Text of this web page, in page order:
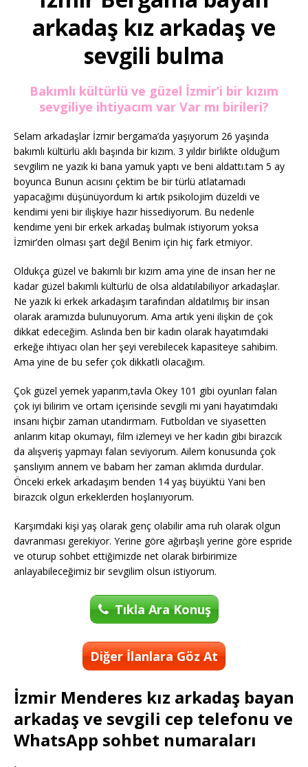
arkadaş kız arkadaş ve
sevgili bulma
Bakımlı kültürlü ve güzel İzmir’i bir kızım
sevgiliye ihtiyacım var Var mı birileri?
Selam arkadaşlar İzmir bergama’da yaşıyorum 26 yaşında
bakımlı kültürlü aklı başında bir kızım. 3 yıldır birlikte olduğum
sevgilim ne yazık ki bana yamuk yaptı ve beni aldattı.tam 5 ay
boyunca Bunun acısını çektim be bir türlü atlatamadı
yapacağımı düşünüyordum ki artık psikolojim düzeldi ve
kendimi yeni bir ilişkiye hazır hissediyorum. Bu nedenle
kendime yeni bir erkek arkadaş bulmak istiyorum yoksa
İzmir’den olması şart değil Benim için hiç fark etmiyor.
Oldukça güzel ve bakımlı bir kızım ama yine de insan her ne
kadar güzel bakımlı kültürlü de olsa aldatılabiliyor arkadaşlar.
Ne yazık ki erkek arkadaşım tarafından aldatılmış bir insan
olarak aramızda bulunuyorum. Ama artık yeni ilişkin de çok
dikkat edeceğim. Aslında ben bir kadın olarak hayatımdaki
erkeğe ihtiyacı olan her şeyi verebilecek kapasiteye sahibim.
Ama yine de bu sefer çok dikkatli olacağım.
Çok güzel yemek yaparım,tavla Okey 101 gibi oyunları falan
çok iyi bilirim ve ortam içerisinde sevgili mi yani hayatımdaki
insanı hiçbir zaman utandırmam. Futboldan ve siyasetten
anlarım kitap okumayı, film izlemeyi ve her kadın gibi birazcık
da alışveriş yapmayı falan seviyorum. Ailem konusunda çok
şanslıyım annem ve babam her zaman aklımda durdular.
Önceki erkek arkadaşım benden 14 yaş büyüktü Yani ben
birazcık olgun erkeklerden hoşlanıyorum.
Karşımdaki kişi yaş olarak genç olabilir ama ruh olarak olgun
davranması gerekiyor. Yerine göre ağırbaşlı yerine göre espride
ve oturup sohbet ettiğimizde net olarak birbirimize
anlayabileceğimiz bir sevgilim olsun istiyorum.
Tıkla Ara Konuş
Diğer İlanlara Göz At
İzmir Menderes kız arkadaş bayan
arkadaş ve sevgili cep telefonu ve
WhatsApp sohbet numaraları